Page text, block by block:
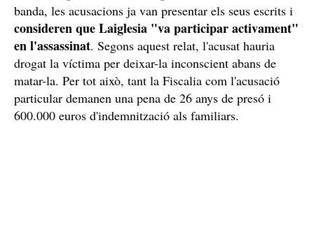
banda, les acusacions ja van presentar els seus escrits i
consideren que Laiglesia "va participar activament"
en l'assassinat. Segons aquest relat, l'acusat hauria
drogat la víctima per deixar-la inconscient abans de
matar-la. Per tot això, tant la Fiscalia com l'acusació
particular demanen una pena de 26 anys de presó i
600.000 euros d'indemnització als familiars.